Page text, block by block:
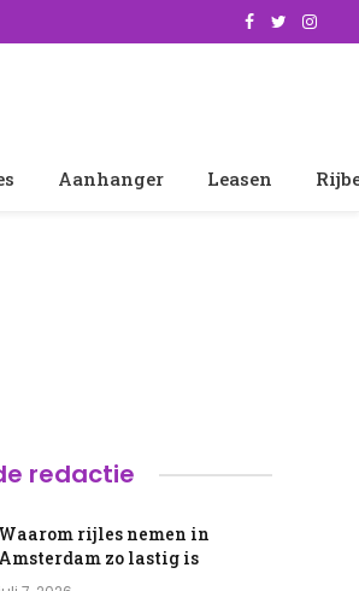
Facebook
Twitter
Aanhanger Leasen
redactie
Waarom rijles nemen in
Amsterdam zo lastig is